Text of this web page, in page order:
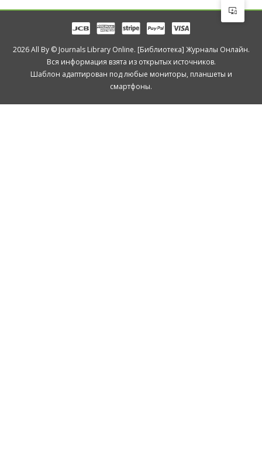
2026 All By © Journals Library Online. [Библиотека] Журналы Онлайн.
Вся информация взята из открытых источников.
Шаблон адаптирован под любые мониторы, планшеты и
смартфоны.